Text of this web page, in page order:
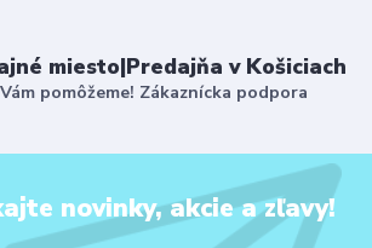
miesto|Predajňa v Košiciach
pomôžeme! Zákaznícka podpora
novinky, akcie a zľavy!